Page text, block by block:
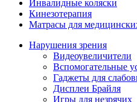
Инвалидные коляски
Кинезотерапия
Матрасы для
Нарушения зрения
Видеоувеличители
Вспомогательные
Гаджеты для
Дисплеи Брайля
Игры для незрячих